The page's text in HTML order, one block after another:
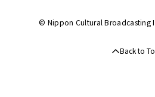
© Nippon Cultural Broadcasting
Back to